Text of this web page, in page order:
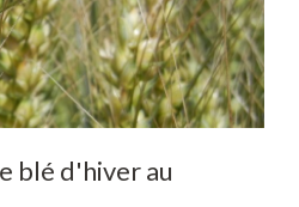
blé d'hiverau